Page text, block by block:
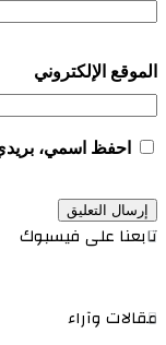
الموقع الإلكتروني
احفظ اسمي، بريدي
تابعنا على فيسبوك
مقالات وآراء